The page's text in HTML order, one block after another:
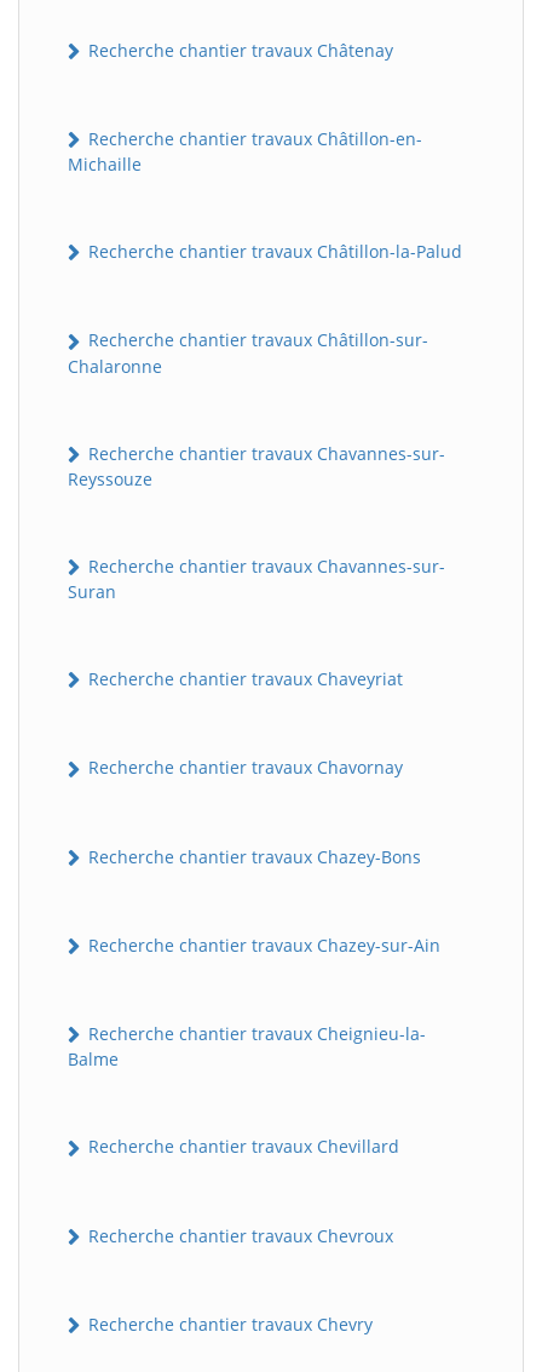
Recherche chantier travaux Châtenay
Recherche chantier travaux Châtillon-en-
Michaille
Recherche chantier travaux Châtillon-la-Palud
Recherche chantier travaux Châtillon-sur-
Chalaronne
Recherche chantier travaux Chavannes-sur-
Reyssouze
Recherche chantier travaux Chavannes-sur-
Suran
Recherche chantier travaux Chaveyriat
Recherche chantier travaux Chavornay
Recherche chantier travaux Chazey-Bons
Recherche chantier travaux Chazey-sur-Ain
Recherche chantier travaux Cheignieu-la-
Balme
Recherche chantier travaux Chevillard
Recherche chantier travaux Chevroux
Recherche chantier travaux Chevry
Assistant en ligne